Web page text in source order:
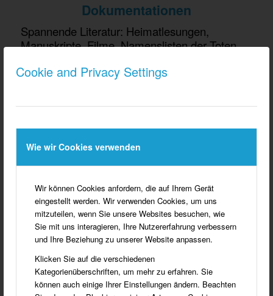
Cookie and Privacy Settings
Wie wir Cookies verwenden
Wir können Cookies anfordern, die auf Ihrem Gerät
eingestellt werden. Wir verwenden Cookies, um uns
mitzuteilen, wenn Sie unsere Websites besuchen, wie
Sie mit uns interagieren, Ihre Nutzererfahrung verbessern
und Ihre Beziehung zu unserer Website anpassen.
Klicken Sie auf die verschiedenen
Kategorienüberschriften, um mehr zu erfahren. Sie
können auch einige Ihrer Einstellungen ändern. Beachten
Dokumentationen
Spannende Literatur: Heimatlesungen,
Manuskripte, Filme, Namenslisten der Toten
HISTORISCHE BAUWERKE